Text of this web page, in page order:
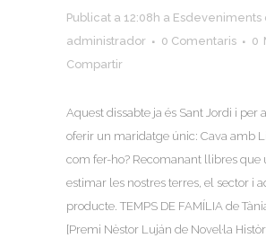
Publicat a 12:08h a Esdeveniments
administrador
0 Comentaris 0
Compartir
Aquest dissabte ja és Sant Jordi i per
oferir un maridatge únic: Cava amb
com fer-ho? Recomanant llibres que
estimar les nostres terres, el sector i
producte. TEMPS DE FAMÍLIA de
[Premi Nèstor Luján de Novel·la